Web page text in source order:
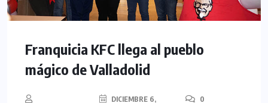
Franquicia KFC llega al pueblo
mágico de Valladolid
DICIEMBRE 6,
0